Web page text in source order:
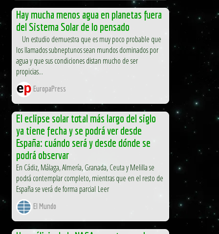
Hay mucha menos agua en planetas fuera
del Sistema Solar de lo pensado
Un estudio demuestra que es muy poco probable que
los llamados subneptunos sean mundos dominados por
agua y que sus condiciones distan mucho de ser
propicias...
EuropaPress
El eclipse solar total más largo del siglo
ya tiene fecha y se podrá ver desde
España: cuándo será y desde dónde se
podrá observar
En Cádiz, Málaga, Almería, Granada, Ceuta y Melilla se
podrá contemplar completo, mientras que en el resto de
España se verá de forma parcial Leer
El Mundo